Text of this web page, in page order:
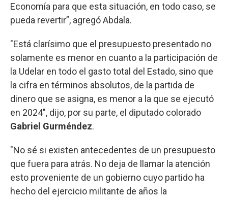
Economía para que esta situación, en todo caso, se
pueda revertir”, agregó Abdala.
"Está clarísimo que el presupuesto presentado no
solamente es menor en cuanto a la participación de
la Udelar en todo el gasto total del Estado, sino que
la cifra en términos absolutos, de la partida de
dinero que se asigna, es menor a la que se ejecutó
en 2024", dijo, por su parte, el diputado colorado
Gabriel Gurméndez.
"No sé si existen antecedentes de un presupuesto
que fuera para atrás. No deja de llamar la atención
esto proveniente de un gobierno cuyo partido ha
hecho del ejercicio militante de años la